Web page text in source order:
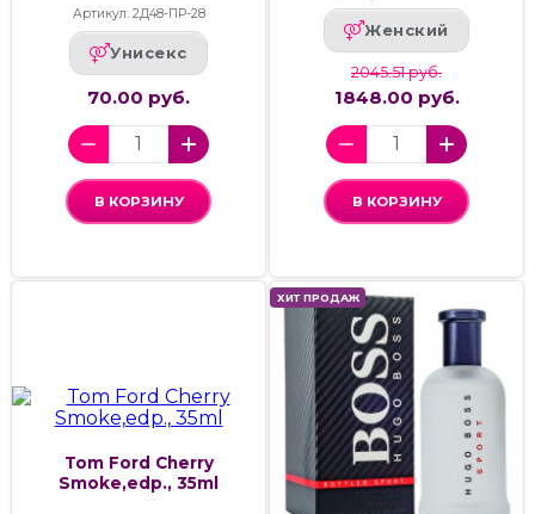
Артикул: 2Д48-ПР-28
Унисекс
70.00 руб.
В КОРЗИНУ
Женский
2045.51 руб.
1848.00 руб.
В КОРЗИНУ
Tom Ford Cherry
Smoke,edp., 35ml
ХИТ ПРОДАЖ